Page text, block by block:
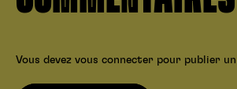
Vous devez vous connecter pour publier